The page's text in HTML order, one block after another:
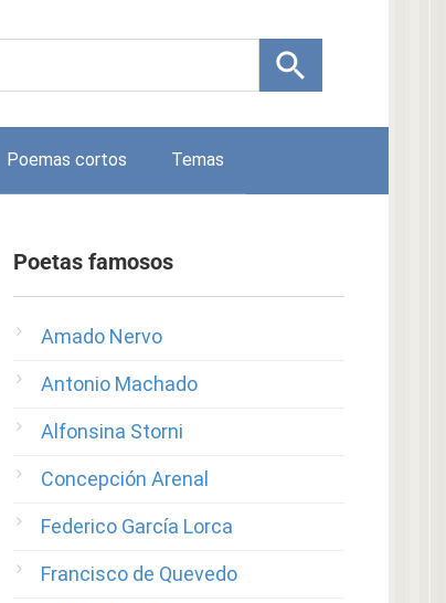
Poemas cortos Temas
Poetas famosos
Amado Nervo
Antonio Machado
Alfonsina Storni
Concepción Arenal
Federico García Lorca
Francisco de Quevedo